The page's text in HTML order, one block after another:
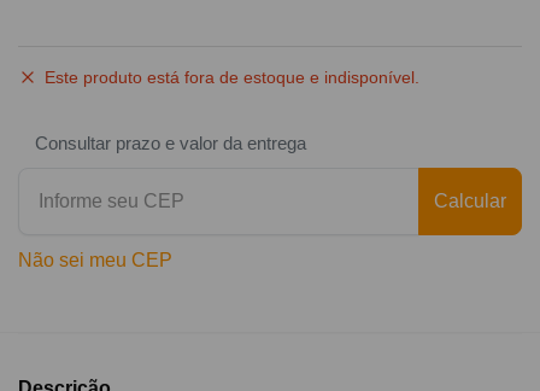
Este produto está fora de estoque e indisponível.
Consultar prazo e valor da entrega
Calcular
Não sei meu CEP